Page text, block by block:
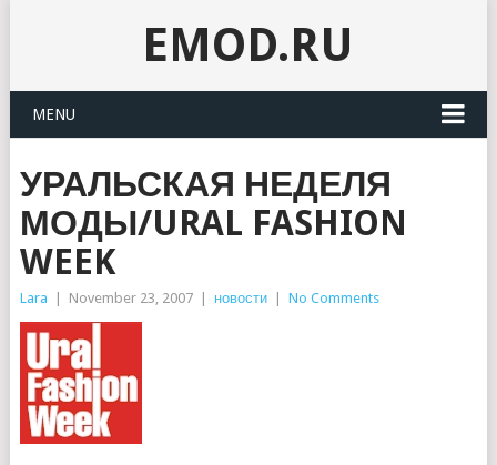
EMOD.RU
MENU
УРАЛЬСКАЯ НЕДЕЛЯ
МОДЫ/URAL FASHION
WEEK
Lara November 23, 2007 новости No Comments